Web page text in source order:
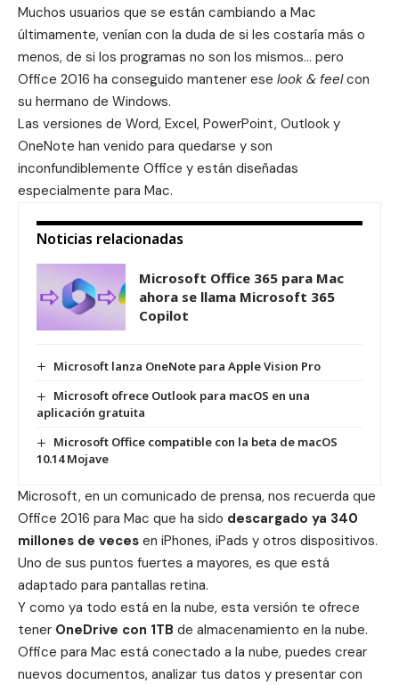
Muchos usuarios que se están cambiando a Mac
últimamente, venían con la duda de si les costaría más o
menos, de si los programas no son los mismos… pero
Office 2016 ha conseguido mantener ese look & feelcon
su hermano de Windows.
Las versiones de Word, Excel, PowerPoint, Outlook y
OneNote han venido para quedarse y son
inconfundiblemente Office y están diseñadas
especialmente para Mac.
Noticias relacionadas
Microsoft Office 365 para Mac
ahora se llama Microsoft 365
Copilot
Microsoft lanza OneNote para Apple Vision Pro
Microsoft ofrece Outlook para macOS en una
aplicación gratuita
Microsoft Office compatible con la beta de macOS
10.14 Mojave
Microsoft, en un comunicado de prensa, nos recuerda que
Office 2016 para Mac que ha sido descargado ya 340
millones de veces en iPhones, iPads y otros dispositivos.
Uno de sus puntos fuertes a mayores, es que está
adaptado para pantallas retina.
Y como ya todo está en la nube, esta versión te ofrece
tener OneDrive con 1TB de almacenamiento en la nube.
Office para Mac está conectado a la nube, puedes crear
nuevos documentos, analizar tus datos y presentar con